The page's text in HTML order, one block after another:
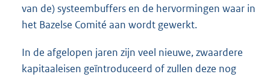
van de) systeembuffers en de hervormingen waar in
het Bazelse Comité aan wordt gewerkt.
In de afgelopen jaren zijn veel nieuwe, zwaardere
kapitaaleisen geïntroduceerd of zullen deze nog